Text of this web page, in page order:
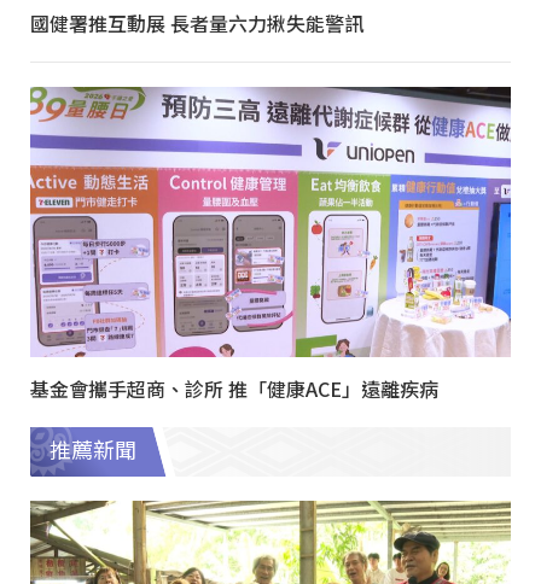
國健署推互動展 長者量六力揪失能警訊
基金會攜手超商、診所 推「健康ACE」遠離疾病
推薦新聞